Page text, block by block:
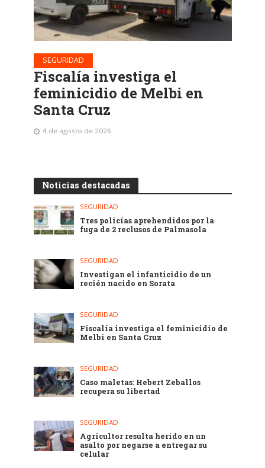
SEGURIDAD
Fiscalía investiga el
feminicidio de Melbi en
Santa Cruz
4 de agosto de 2026
Noticias destacadas
SEGURIDAD
Tres policías aprehendidos por la
fuga de 2 reclusos de Palmasola
SEGURIDAD
Investigan el infanticidio de un
recién nacido en Sorata
SEGURIDAD
Fiscalía investiga el feminicidio de
Melbi en Santa Cruz
SEGURIDAD
Caso maletas: Hebert Zeballos
recupera su libertad
SEGURIDAD
Agricultor resulta herido en un
asalto por negarse a entregar su
celular